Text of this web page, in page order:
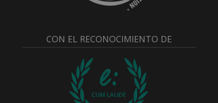
CON EL RECONOCIMIENTO DE